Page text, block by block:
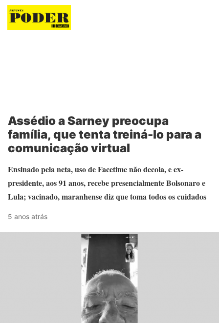
Revista Poder
Assédio a Sarney preocupa
família, que tenta treiná-lo para a
comunicação virtual
Ensinado pela neta, uso de Facetime não decola, e ex-
presidente, aos 91 anos, recebe presencialmente Bolsonaro e
Lula; vacinado, maranhense diz que toma todos os cuidados
5 anos atrás